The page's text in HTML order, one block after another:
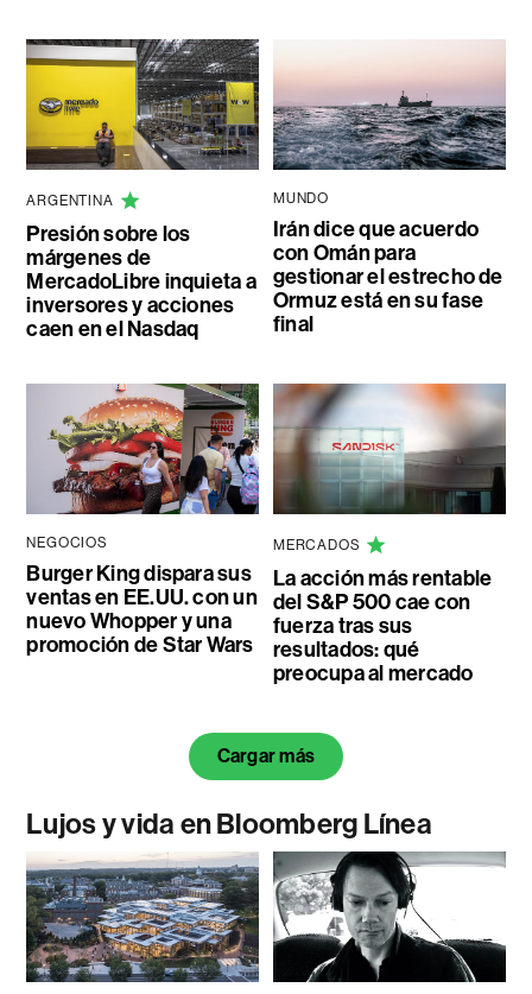
ARGENTINA
Presión sobre los
márgenes de
MercadoLibre inquieta a
inversores y acciones
caen en el Nasdaq
MUNDO
Irán dice que acuerdo
con Omán para
gestionar el estrecho de
Ormuz está en su fase
final
NEGOCIOS
Burger King dispara sus
ventas en EE.UU. con un
nuevo Whopper y una
promoción de Star Wars
MERCADOS
La acción más rentable
del S&P 500 cae con
fuerza tras sus
resultados: qué
preocupa al mercado
Cargar más
Lujos y vida en Bloomberg Línea